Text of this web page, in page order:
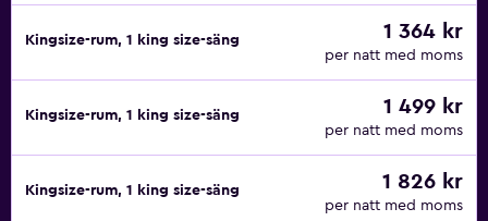
Kingsize-rum, 1 king size-säng 1 364 kr
per natt med moms
Kingsize-rum, 1 king size-säng 1 499 kr
per natt med moms
Kingsize-rum, 1 king size-säng 1 826 kr
per natt med moms